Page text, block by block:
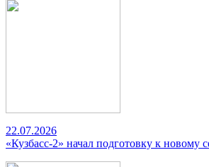
22.07.2026
«Кузбасс-2» начал подготовку к новому